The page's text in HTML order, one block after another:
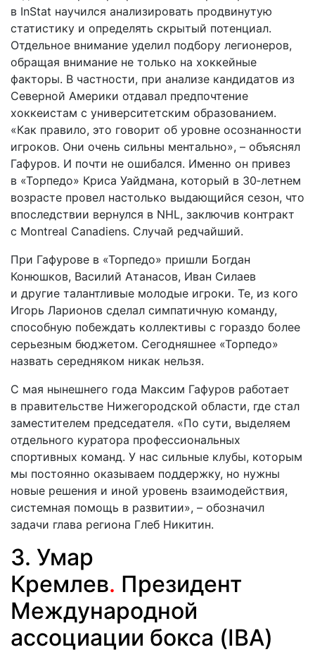
в InStat научился анализировать продвинутую
статистику и определять скрытый потенциал.
Отдельное внимание уделил подбору легионеров,
обращая внимание не только на хоккейные
факторы. В частности, при анализе кандидатов из
Северной Америки отдавал предпочтение
хоккеистам с университетским образованием.
«Как правило, это говорит об уровне осознанности
игроков. Они очень сильны ментально», – объяснял
Гафуров. И почти не ошибался. Именно он привез
в «Торпедо» Криса Уайдмана, который в 30‑летнем
возрасте провел настолько выдающийся сезон, что
впоследствии вернулся в NHL, заключив контракт
с Montreal Canadiens. Случай редчайший.
При Гафурове в «Торпедо» пришли Богдан
Конюшков, Василий Атанасов, Иван Силаев
и другие талантливые молодые игроки. Те, из кого
Игорь Ларионов сделал симпатичную команду,
способную побеждать коллективы с гораздо более
серьезным бюджетом. Сегодняшнее «Торпедо»
назвать середняком никак нельзя.
С мая нынешнего года Максим Гафуров работает
в правительстве Нижегородской области, где стал
заместителем председателя. «По сути, выделяем
отдельного куратора профессиональных
спортивных команд. У нас сильные клубы, которым
мы постоянно оказываем поддержку, но нужны
новые решения и иной уровень взаимодействия,
системная помощь в развитии», – обозначил
задачи глава региона Глеб Никитин.
3. Умар
Кремлев. Президент
Международной
ассоциации бокса (IBA)